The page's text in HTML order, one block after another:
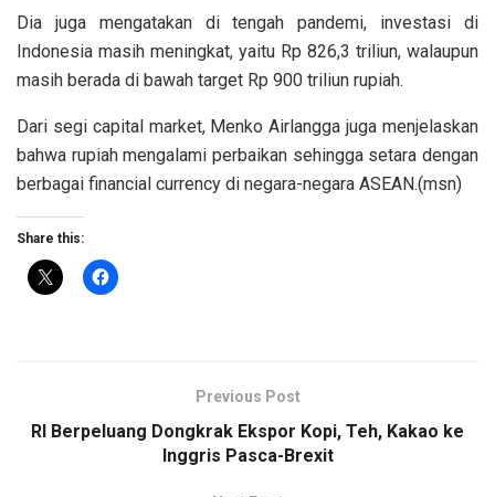
Dia juga mengatakan di tengah pandemi, investasi di
Indonesia masih meningkat, yaitu Rp 826,3 triliun, walaupun
masih berada di bawah target Rp 900 triliun rupiah.
Dari segi capital market, Menko Airlangga juga menjelaskan
bahwa rupiah mengalami perbaikan sehingga setara dengan
berbagai financial currency di negara-negara ASEAN.(msn)
Share this:
Previous Post
RI Berpeluang Dongkrak Ekspor Kopi, Teh, Kakao ke
Inggris Pasca-Brexit